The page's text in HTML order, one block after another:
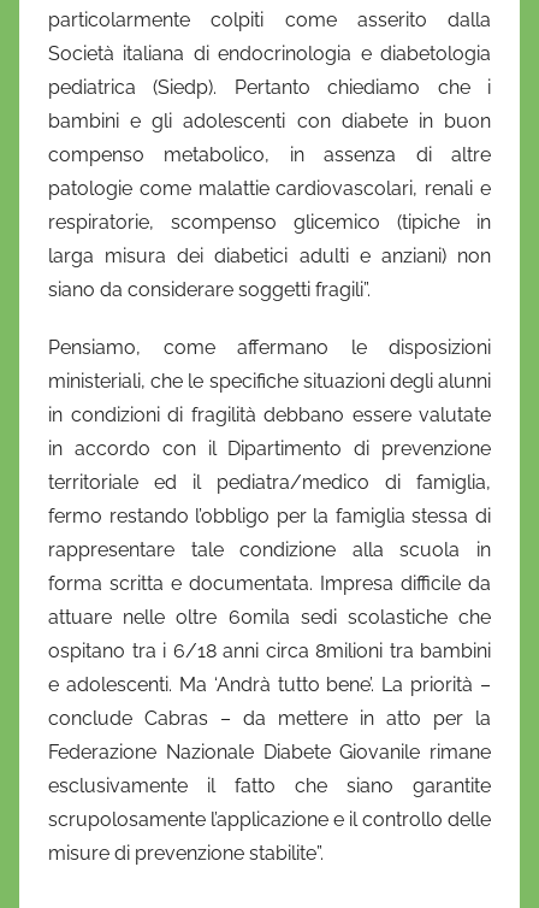
particolarmente colpiti come asserito dalla
Società italiana di endocrinologia e diabetologia
pediatrica (Siedp). Pertanto chiediamo che i
bambini e gli adolescenti con diabete in buon
compenso metabolico, in assenza di altre
patologie come malattie cardiovascolari, renali e
respiratorie, scompenso glicemico (tipiche in
larga misura dei diabetici adulti e anziani) non
siano da considerare soggetti fragili”.
Pensiamo, come affermano le disposizioni
ministeriali, che le specifiche situazioni degli alunni
in condizioni di fragilità debbano essere valutate
in accordo con il Dipartimento di prevenzione
territoriale ed il pediatra/medico di famiglia,
fermo restando l’obbligo per la famiglia stessa di
rappresentare tale condizione alla scuola in
forma scritta e documentata. Impresa difficile da
attuare nelle oltre 60mila sedi scolastiche che
ospitano tra i 6/18 anni circa 8milioni tra bambini
e adolescenti. Ma ‘Andrà tutto bene’. La priorità –
conclude Cabras – da mettere in atto per la
Federazione Nazionale Diabete Giovanile rimane
esclusivamente il fatto che siano garantite
scrupolosamente l’applicazione e il controllo delle
misure di prevenzione stabilite”.